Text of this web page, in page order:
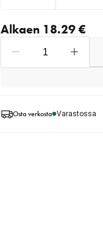
Alkaen 18.29 €
Osta verkosta Varastossa